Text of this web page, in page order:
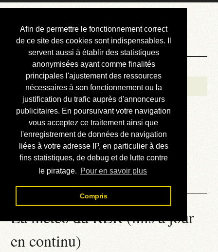
Afin de permettre le fonctionnement correct
de ce site des cookies sont indispensables. Il
servent aussi à établir des statistiques
anonymisées ayant comme finalités
principales l'ajustement des ressources
nécessaires à son fonctionnement ou la
justification du trafic auprès d'annonceurs
publicitaires. En poursuivant votre navigation
vous acceptez ce traitement ainsi que
l'enregistrement de données de navigation
liées à votre adresse IP, en particulier à des
fins statistiques, de debug et de lutte contre
le piratage. Pour en savoir plus
Compris
Courbis, « LE »
Blog Officiel
Bienvenue
Réalisations
Divers (et d’été)
Annonces
Liens externes
Téléchargement
Contact
La météo du RER (mis à jour
en continu)